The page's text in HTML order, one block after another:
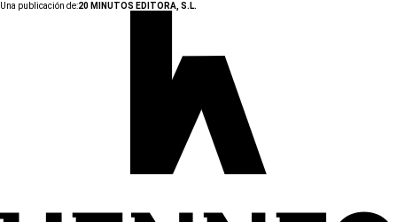
Una publicación de:20 MINUTOS EDITORA, S.L.